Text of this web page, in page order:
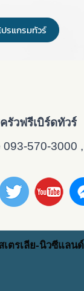
รแกรมทัวร์
รัวฟรีเบิร์ดทัวร์
093-570-3000
เตรเลีย-นิวซีแลนด์